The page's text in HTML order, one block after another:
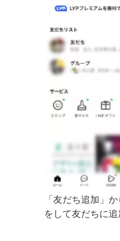
「友だち追加」
をして友だちに